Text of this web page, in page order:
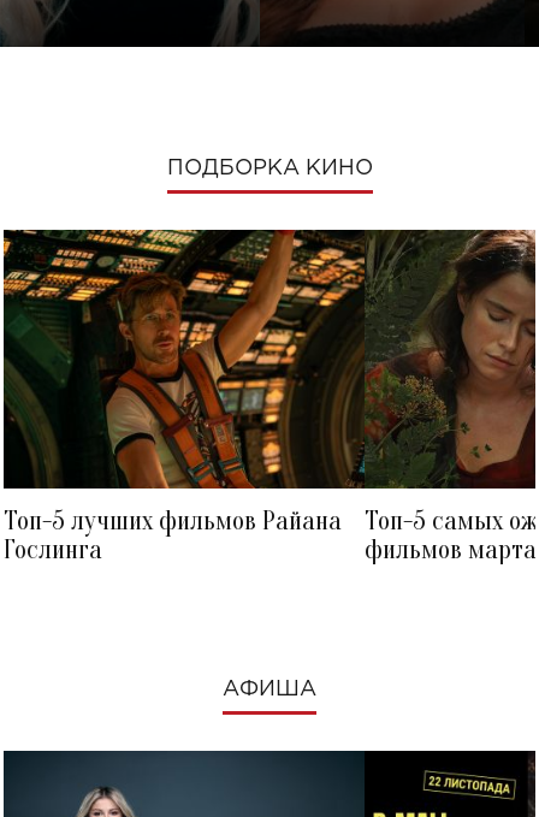
ПОДБОРКА КИНО
Топ-5 лучших фильмов Райана
Гослинга
Топ-5 самых
фильмов
АФИША